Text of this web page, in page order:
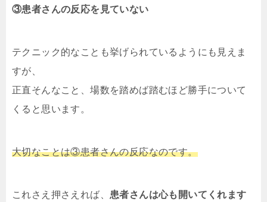
③患者さんの反応を見ていない
テクニック的なことも挙げられているようにも見えま
すが、
正直そんなこと、場数を踏めば踏むほど勝手について
くると思います。
大切なことは③患者さんの反応なのです。
これさえ押さえれば、 患者さんは心も開いてくれます